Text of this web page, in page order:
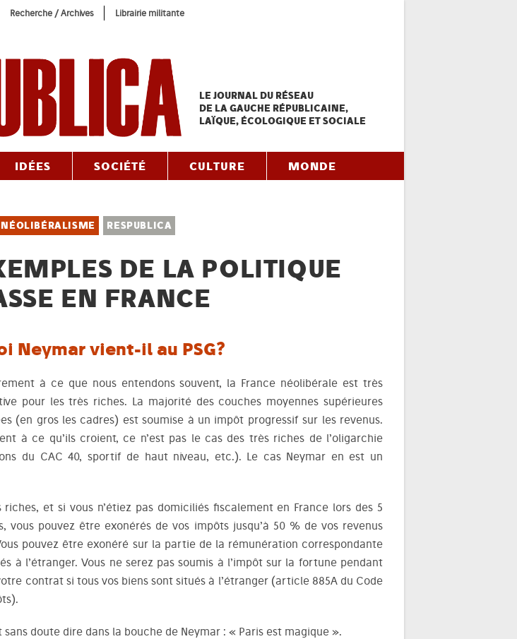
Recherche / Archives Librairie militante
LE JOURNAL DU RÉSEAU
DE LA GAUCHE RÉPUBLICAINE,
LAÏQUE, ÉCOLOGIQUE ET SOCIALE
IDÉES SOCIÉTÉ CULTURE MONDE
RESPUBLICA
DE LA POLITIQUE
EN FRANCE
Neymar vient-il au PSG?
à ce que nous entendons souvent, la France néolibérale est très
pour les très riches. La majorité des couches moyennes supérieures
(en gros les cadres) est soumise à un impôt progressif sur les revenus.
à ce qu’ils croient, ce n’est pas le cas des très riches de l’oligarchie
du CAC 40, sportif de haut niveau, etc.). Le cas Neymar en est un
riches, et si vous n’étiez pas domiciliés fiscalement en France lors des 5
vous pouvez être exonérés de vos impôts jusqu’à 50 % de vos revenus
pouvez être exonéré sur la partie de la rémunération correspondante
à l’étranger. Vous ne serez pas soumis à l’impôt sur la fortune pendant
contrat si tous vos biens sont situés à l’étranger (article 885A du Code
sans doute dire dans la bouche de Neymar : « Paris est magique ».